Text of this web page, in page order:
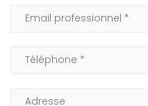
Email professionnel
Téléphone
Translation missing: